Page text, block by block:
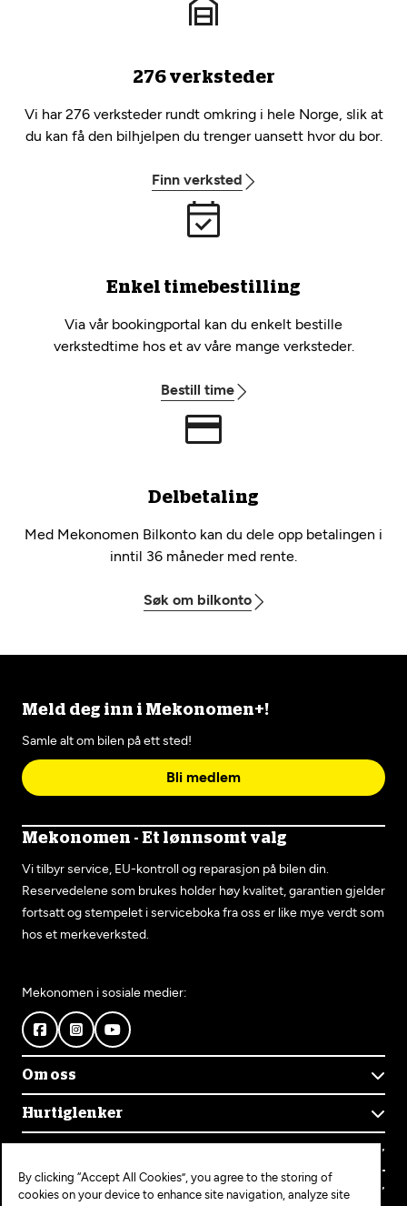
276 verksteder
Vi har 276 verksteder rundt omkring i hele Norge, slik at
du kan få den bilhjelpen du trenger uansett hvor du bor.
Finn verksted
Enkel timebestilling
Via vår bookingportal kan du enkelt bestille
verkstedtime hos et av våre mange verksteder.
Bestill time
Delbetaling
Med Mekonomen Bilkonto kan du dele opp betalingen i
inntil 36 måneder med rente.
Søk om bilkonto
Meld deg inn i Mekonomen+!
Samle alt om bilen på ett sted!
Bli medlem
Mekonomen - Et lønnsomt valg
Vi tilbyr service, EU-kontroll og reparasjon på bilen din.
Reservedelene som brukes holder høy kvalitet, garantien gjelder
fortsatt og stempelet i serviceboka fra oss er like mye verdt som
hos et merkeverksted.
Mekonomen i sosiale medier:
Om oss
Om Mekonomen
Mekonomens historie
Jobb i Mekonomen
Bærekraft
Bli Mekonomen-verksted
Hurtiglenker
Finn verksted
Bestill time
Kundeservice
Ofte stilte spørsmål
Populære tjenester
By clicking “Accept All Cookies”, you agree to the storing of
cookies on your device to enhance site navigation, analyze site